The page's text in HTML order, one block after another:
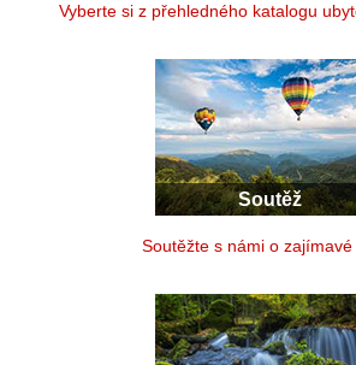
Vyberte si z přehledného katalogu
Soutěž
Soutěžte s námi o zajímavé